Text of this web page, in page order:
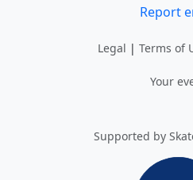
Report
Legal | Terms of
Your
Supported by